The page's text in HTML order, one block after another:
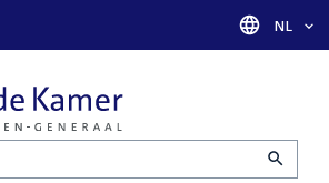
Taal
NL